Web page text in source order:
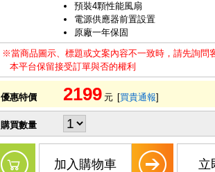
預裝4顆性能風扇
電源供應器前置設置
原廠一年保固
※當商品圖示、標題或文案內容不一致時，請先詢問
本平台保留接受訂單與否的權利
優惠特價 2199 元 [買貴通報]
購買數量
加入購物車 立